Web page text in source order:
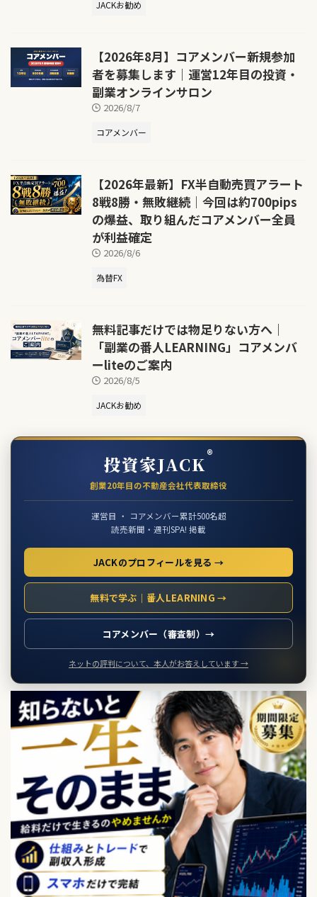
JACKお勧め
【2026年8月】コアメンバー新規参加
者を募集します｜運営12年目の投資・
副業オンラインサロン
2026/8/7
コアメンバー
【2026年最新】FX半自動売買アラート
8戦8勝・無敗継続｜今回は約700pips
の爆益、取り組んだコアメンバー全員
が利益確定
2026/8/6
為替FX
無料記事だけでは物足りない方へ｜
「副業の番人LEARNING」コアメンバ
ーliteのご案内
2026/8/5
JACKお勧め
投資家JACK®
創業20年目の不動産会社代表取締役
運営目 ・ コアメンバー累計500名超
読売新聞・週刊SPA! 掲載
JACKのプロフィールを見る →
無料で学ぶ｜番人LEARNING →
コアメンバー（審査制）→
ネットの評判について、本人がお答えしています →